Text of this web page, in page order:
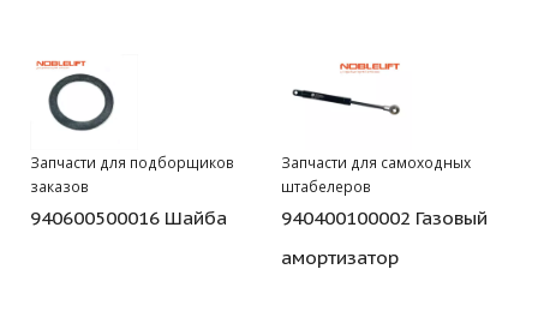
Запчасти для подборщиков
заказов
940600500016 Шайба
Запчасти для самоходных
штабелеров
940400100002 Газовый
амортизатор